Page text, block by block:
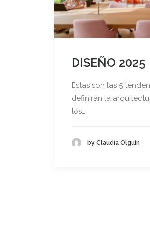
DISEÑO 2025
Estas son las 5
definirán la
los…
by Claudia Olguín